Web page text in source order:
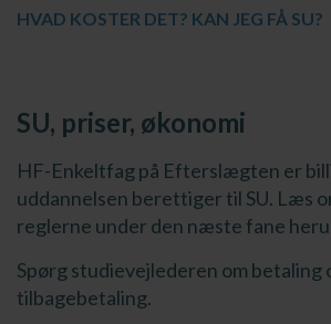
HVAD KOSTER DET? KAN JEG FÅ SU?
SU, priser, økonomi
HF-Enkeltfag på Efterslægten er
uddannelsen berettiger til SU. Læs
reglerne under den næste fane
Spørg studievejlederen om betaling
tilbagebetaling.